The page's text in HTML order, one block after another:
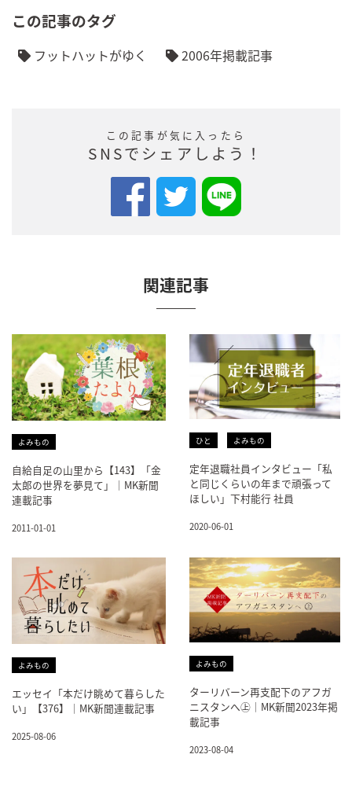
この記事のタグ
フットハットがゆく 2006年掲載記事
この記事が気に入ったら
SNSでシェアしよう！
関連記事
よみもの
自給自足の山里から【143】「金
太郎の世界を夢見て」｜MK新聞
連載記事
2011-01-01
ひと よみもの
定年退職社員インタビュー「私
と同じくらいの年まで頑張って
ほしい」下村能行 社員
2020-06-01
よみもの
エッセイ「本だけ眺めて暮らした
い」【376】｜MK新聞連載記事
2025-08-06
よみもの
ターリバーン再支配下のアフガ
ニスタンへ㊤｜MK新聞2023年掲
載記事
2023-08-04